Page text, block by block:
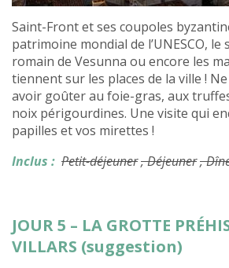
Saint-Front et ses coupoles
patrimoine mondial de l’UNESCO,
romain de Vesunna ou encore les
tiennent sur les places de la ville !
avoir goûter au foie-gras, aux
noix périgourdines. Une visite qui
papilles et vos mirettes !
Inclus : Petit-déjeuner, Déjeuner,
JOUR 5 – LA GROTTE
VILLARS (suggestion)